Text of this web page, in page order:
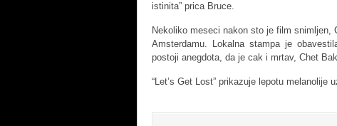
istinita” prica Bruce.
Nekoliko meseci nakon sto je film snimljen,
Amsterdamu. Lokalna stampa je
postoji anegdota, da je cak i mrtav, Chet
“Let’s Get Lost” prikazuje lepotu